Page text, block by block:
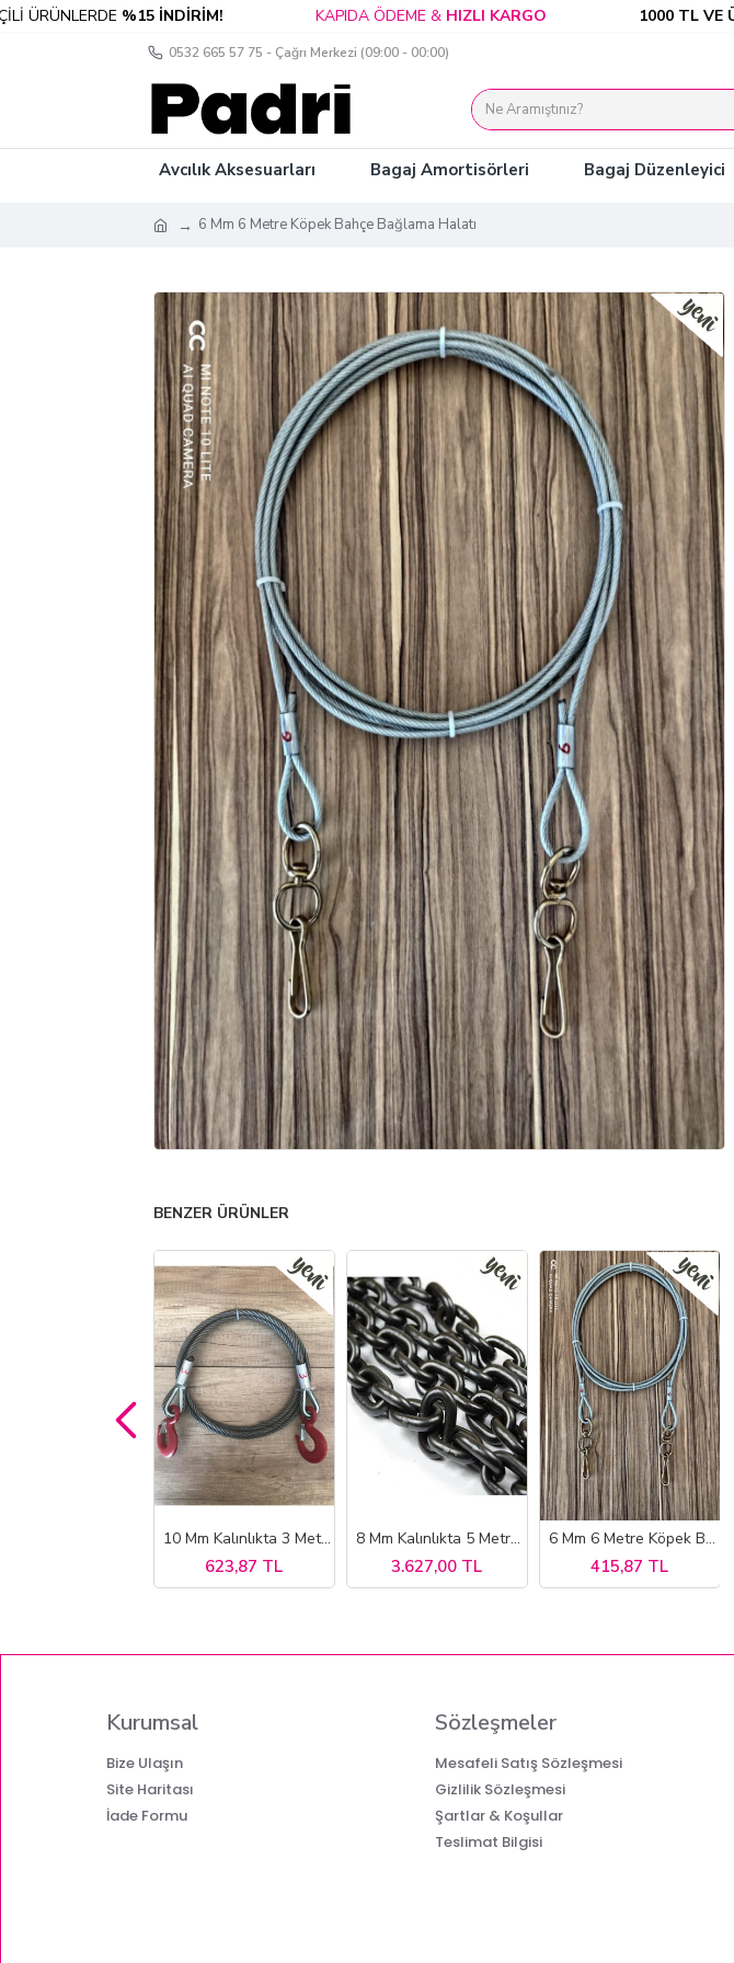
%15 İNDİRİM! KAPIDA ÖDEME &HIZLI KARGO 1000 TL VE
0532 665 57 75 - Çağrı Merkezi (09:00 - 00:00)
Avcılık Aksesuarları Bagaj Amortisörleri Bagaj Düzenleyici
6 Mm 6 Metre Köpek Bahçe Bağlama Halatı
BENZER ÜRÜNLER
10 Mm Kalınlıkta 3 Metre 9 Tona Kadar Çekebilen Çelik Çekme Çeki Halatı
623,87 TL
8 Mm Kalınlıkta 5 Metre Kancasız Tomruk Çekme Ve Yük Zinciri
3.627,00 TL
6 Mm 6 Metre Köpek Bahçe Bağlama Halatı
415,87 TL
Kurumsal
Bize Ulaşın
Site Haritası
İade Formu
Sözleşmeler
Mesafeli Satış Sözleşmesi
Gizlilik Sözleşmesi
Şartlar & Koşullar
Teslimat Bilgisi